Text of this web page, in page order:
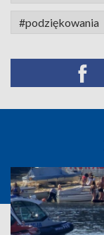
#podziękowania